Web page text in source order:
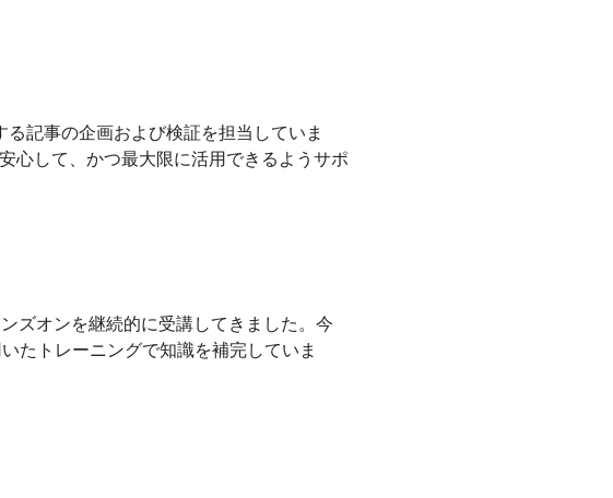
記事の企画および検証を担当していま
心して、かつ最大限に活用できるようサポ
ズオンを継続的に受講してきました。今
たトレーニングで知識を補完していま